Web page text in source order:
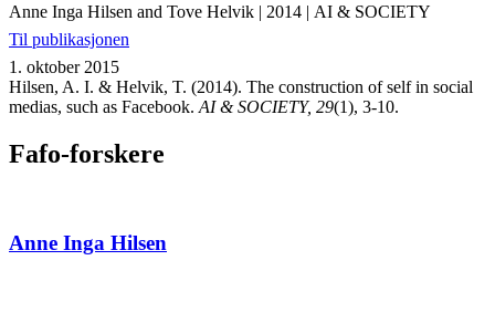
Anne Inga Hilsen and Tove Helvik | 2014 | AI & SOCIETY
Til publikasjonen
1. oktober 2015
Hilsen, A. I. & Helvik, T. (2014). The construction of self in social
medias, such as Facebook. AI & SOCIETY, 29(1), 3-10.
Fafo-forskere
Anne Inga Hilsen